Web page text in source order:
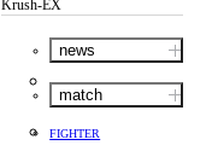
Krush-EX
news
match
FIGHTER